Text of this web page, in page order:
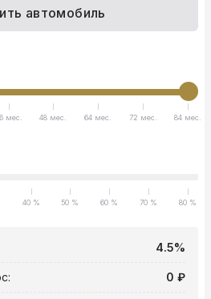
автомобиль
мес. 48 мес. 64 мес. 72 мес. 84 мес.
40 % 50 % 60 % 70 % 80 %
4.5%
0 ₽